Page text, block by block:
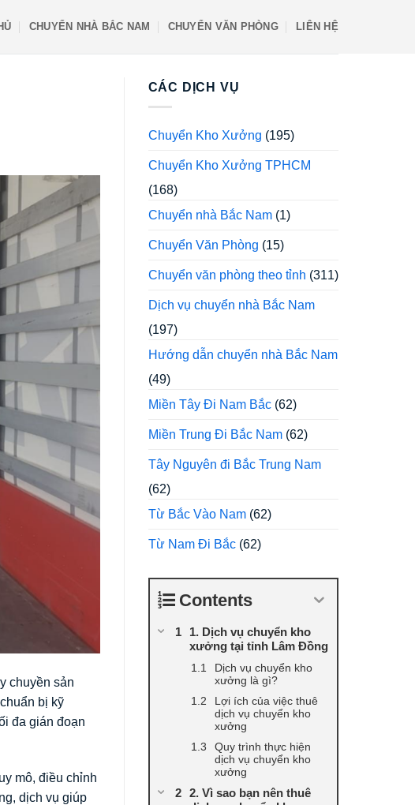
CHUYỂN NHÀ BẮC NAM CHUYỂN VĂN PHÒNG LIÊN HỆ
chuyền sản
bị kỹ
đa gián đoạn
mô, điều chỉnh
dịch vụ giúp
CÁC DỊCH VỤ
Chuyển Kho Xưởng (195)
Chuyển Kho Xưởng TPHCM
(168)
Chuyển nhà Bắc Nam(1)
Chuyển Văn Phòng (15)
Chuyển văn phòng theo tỉnh (311)
Dịch vụ chuyển nhà Bắc Nam
(197)
Hướng dẫn chuyển nhà Bắc Nam
(49)
Miền Tây Đi Nam Bắc(62)
Miền Trung Đi Bắc Nam(62)
Tây Nguyên đi Bắc Trung Nam
(62)
Từ Bắc Vào Nam(62)
Từ Nam Đi Bắc(62)
Contents
1. Dịch vụ chuyển kho
xưởng tại tỉnh Lâm Đồng
Dịch vụ chuyển kho
xưởng là gì?
Lợi ích của việc thuê
dịch vụ chuyển kho
xưởng
Quy trình thực hiện
dịch vụ chuyển kho
xưởng
2. Vì sao bạn nên thuê